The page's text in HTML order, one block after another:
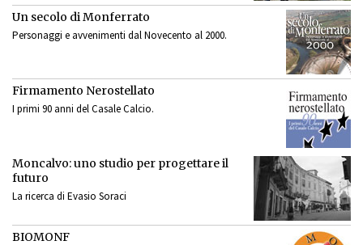
Un secolo di Monferrato
Personaggi e avvenimenti dal Novecento al 2000.
Firmamento Nerostellato
I primi 90 anni del Casale Calcio.
Moncalvo: uno studio per progettare il
futuro
La ricerca di Evasio Soraci
BIOMONF